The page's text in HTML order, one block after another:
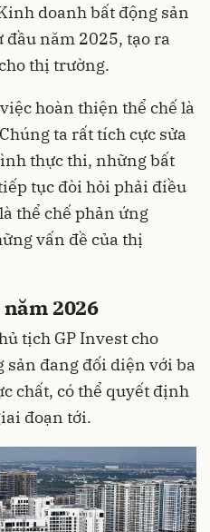
doanh bất động sản
năm 2025, tạo ra
thị trường.
hoàn thiện thể chế là
ta rất tích cực sửa
thực thi, những bất
tục đòi hỏi phải điều
thể chế phản ứng
vấn đề của thị
2026
tịch GP Invest cho
đang đối diện với ba
chất, có thể quyết định
đoạn tới.